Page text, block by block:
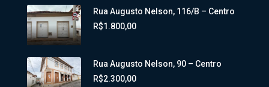
Rua Augusto Nelson, 116/B – Centro
R$1.800,00
Rua Augusto Nelson, 90 – Centro
R$2.300,00